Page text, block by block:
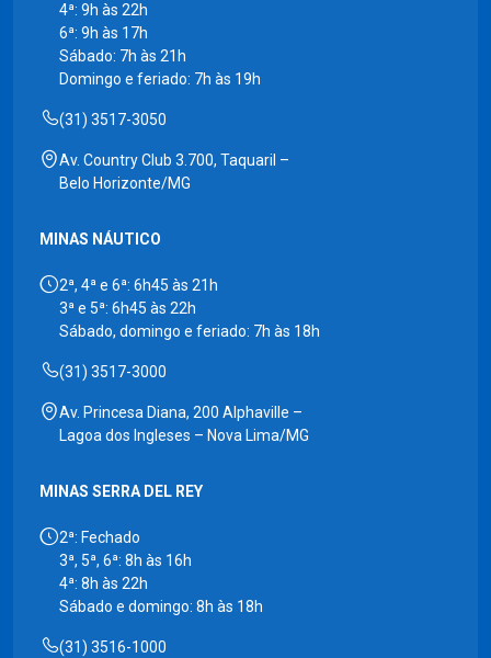
4ª: 9h às 22h
6ª: 9h às 17h
Sábado: 7h às 21h
Domingo e feriado: 7h às 19h
(31) 3517-3050
Av. Country Club 3.700, Taquaril –
Belo Horizonte/MG
MINAS NÁUTICO
2ª, 4ª e 6ª: 6h45 às 21h
3ª e 5ª: 6h45 às 22h
Sábado, domingo e feriado: 7h às 18h
(31) 3517-3000
Av. Princesa Diana, 200 Alphaville –
Lagoa dos Ingleses – Nova Lima/MG
MINAS SERRA DEL REY
2ª: Fechado
3ª, 5ª, 6ª: 8h às 16h
4ª: 8h às 22h
Sábado e domingo: 8h às 18h
(31) 3516-1000